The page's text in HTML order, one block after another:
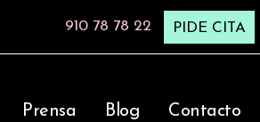
910 78 78 22 PIDE CITA
Prensa Blog Contacto